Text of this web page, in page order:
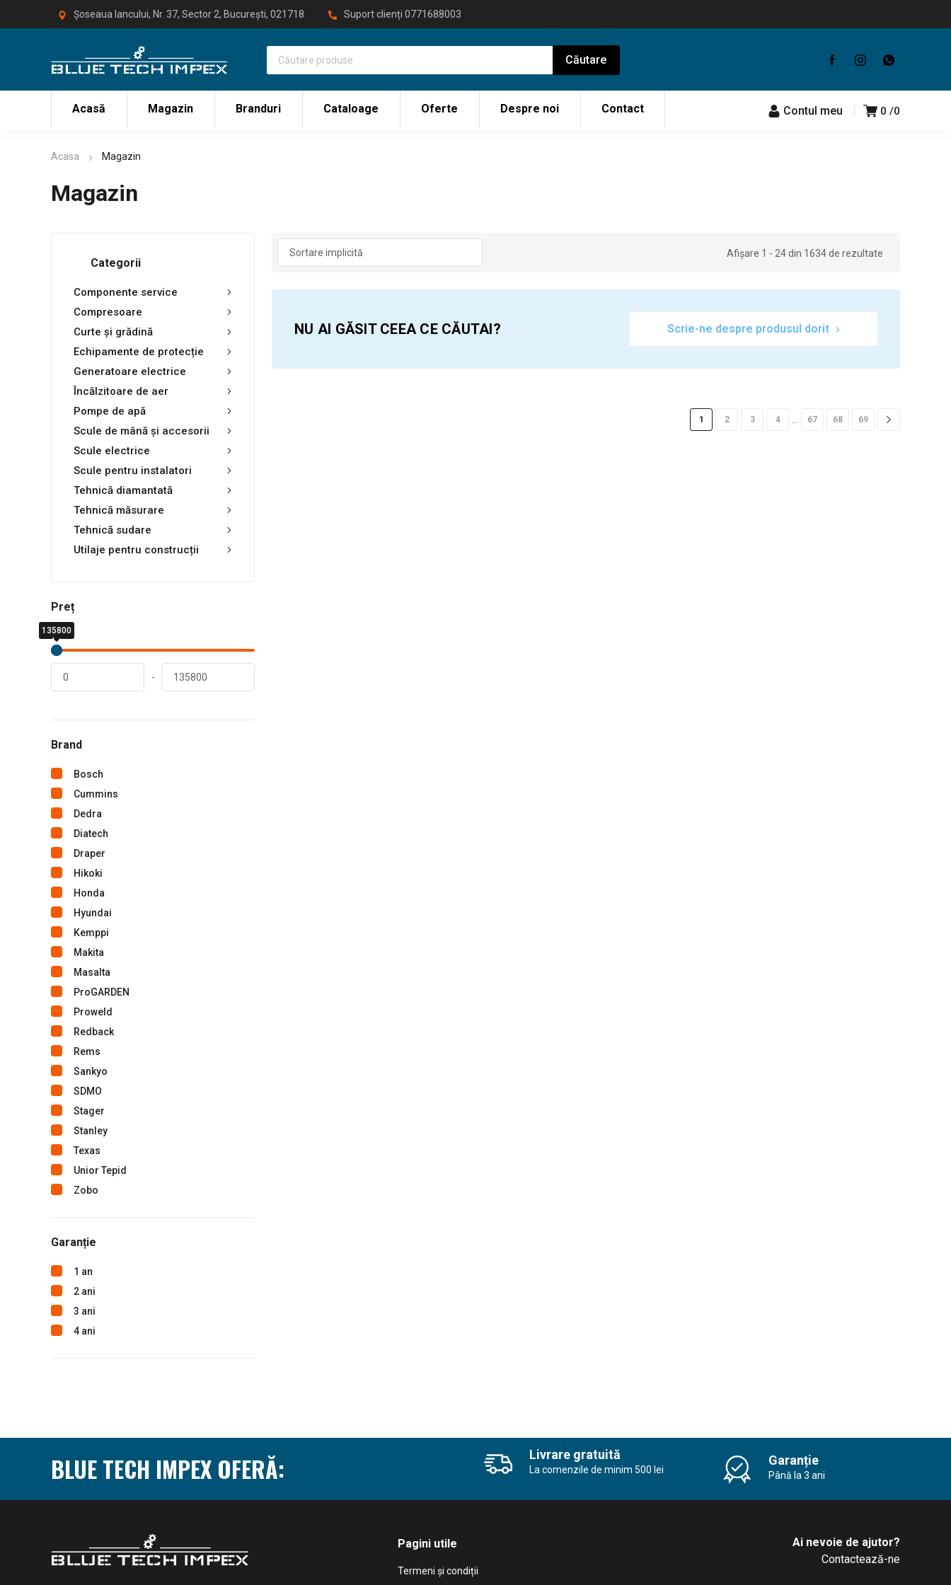
Șoseaua Iancului, Nr. 37, Sector 2, București, 021718 Suport clienți 0771688003
Acasă Magazin Branduri Cataloage Oferte Despre noi Contact 0 0
Contul meu
Acasa Magazin
Magazin
Categorii
Componente service
Compresoare
Curte și grădină
Echipamente de protecție
Generatoare electrice
Încălzitoare de aer
Pompe de apă
Scule de mână și accesorii
Scule electrice
Scule pentru instalatori
Tehnică diamantată
Tehnică măsurare
Tehnică sudare
Utilaje pentru construcții
Preț
0
lei
135800
lei
-
Brand
Bosch
Cummins
Dedra
Diatech
Draper
Hikoki
Honda
Hyundai
Kemppi
Makita
Masalta
ProGARDEN
Proweld
Redback
Rems
Sankyo
SDMO
Stager
Stanley
Texas
Unior Tepid
Zobo
Garanție
1 an
2 ani
3 ani
4 ani
Afișare 1 - 24 din 1634 de rezultate
NU AI GĂSIT CEEA CE CĂUTAI? Scrie-ne despre produsul dorit
1 2 3 4 … 67 68 69
BLUE TECH IMPEX OFERĂ: Livrare gratuită
La comenzile de minim 500 lei
Garanție
Până la 3 ani
Pagini utile
Termeni și condiții
Ai nevoie de ajutor?
Contactează-ne